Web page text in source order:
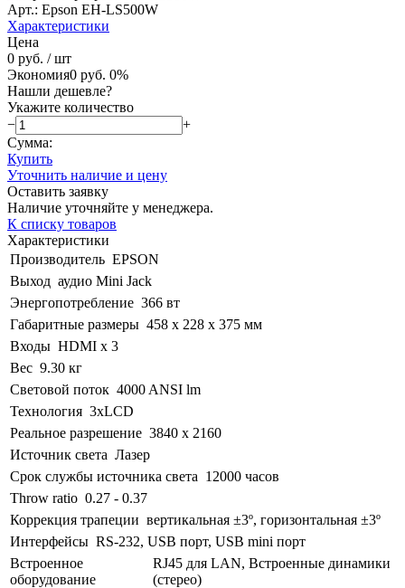
Арт.: Epson EH-LS500W
Характеристики
Цена
0 руб. / шт
Экономия0 руб. 0%
Нашли дешевле?
Укажите количество
−
+
Сумма:
Купить
Уточнить наличие и цену
Оставить заявку
Наличие уточняйте у менеджера.
К списку товаров
Характеристики
Производитель EPSON
Выход аудио Mini Jack
Энергопотребление 366 вт
Габаритные размеры 458 x 228 x 375 мм
Входы HDMI x 3
Вес 9.30 кг
Световой поток 4000 ANSI lm
Технология 3xLCD
Реальное разрешение 3840 x 2160
Источник света Лазер
Срок службы источника света 12000 часов
Throw ratio 0.27 - 0.37
Коррекция трапеции вертикальная ±3º, горизонтальная ±3º
Интерфейсы RS-232, USB порт, USB mini порт
Встроенное
оборудование
RJ45 для LAN, Встроенные динамики
(стерео)